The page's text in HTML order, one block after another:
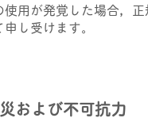
使用が発覚した場合，
し受けます。
および不可抗力